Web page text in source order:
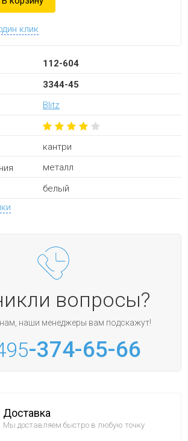
клик
112-604
3344-45
Blitz
кантри
металл
белый
вопросы?
наши менеджеры вам подскажут!
-374-65-66
Доставка
Мы доставляем быстро в любую точку